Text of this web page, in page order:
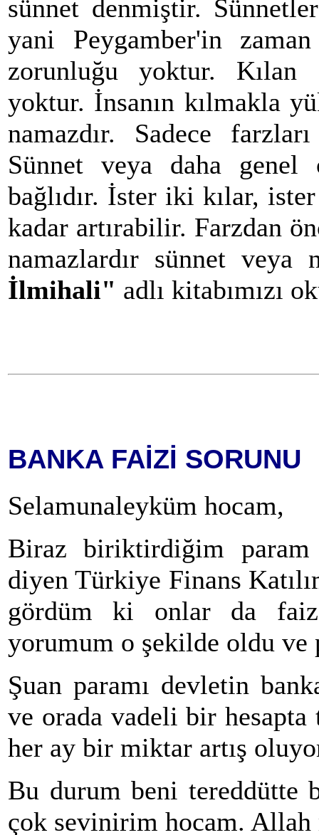
sünnet denmiştir.
yani Peygamber'in
zorunluğu yoktur. Kılan
yoktur. İnsanın kılmakla
namazdır. Sadece
Sünnet veya daha
bağlıdır. İster iki kılar,
kadar artırabilir. Farzdan
namazlardır sünnet
İlmihali" adlı kitabımızı
BANKA FAİZİ SORUNU
Selamunaleyküm hocam,
Biraz biriktirdiğim
diyen Türkiye Finans
gördüm ki onlar da faiz
yorumum o şekilde oldu ve
Şuan paramı devletin
ve orada vadeli bir
her ay bir miktar artış
Bu durum beni tereddütte
çok sevinirim hocam. Allah